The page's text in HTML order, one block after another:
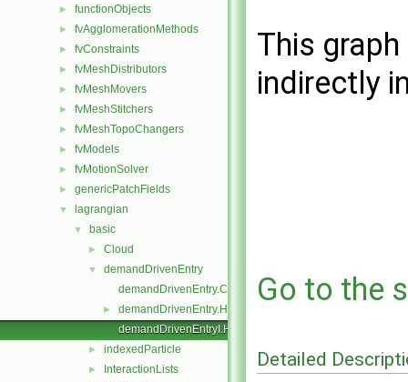
► functionObjects
► fvAgglomerationMethods
► fvConstraints
► fvMeshDistributors
► fvMeshMovers
► fvMeshStitchers
► fvMeshTopoChangers
► fvModels
► fvMotionSolver
► genericPatchFields
▼ lagrangian
▼ basic
► Cloud
▼
demandDrivenEntry
demandDrivenEntry.C
►
demandDrivenEntry.H
demandDrivenEntryI.H
► indexedParticle
► InteractionLists
This
indirectly
Go to the
Detailed